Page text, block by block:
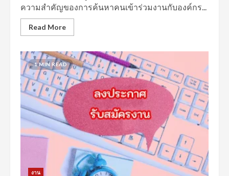
ความสำคัญของการค้นหาคนเข้าร่วมงานกับองค์กร...
Read More
1 MIN READ
งาน